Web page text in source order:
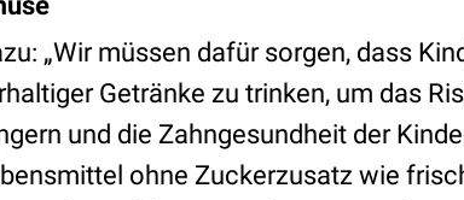
„Wir müssen dafür sorgen, dass
Getränke zu trinken, um das
und die Zahngesundheit der
ohne Zuckerzusatz wie